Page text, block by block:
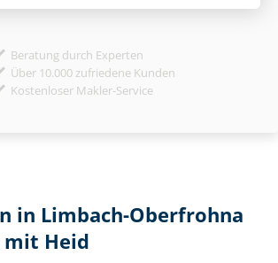
Beratung durch Experten
Über 10.000 zufriedene Kunden
Kostenloser Makler-Service
in Limbach-Oberfrohna
Heid